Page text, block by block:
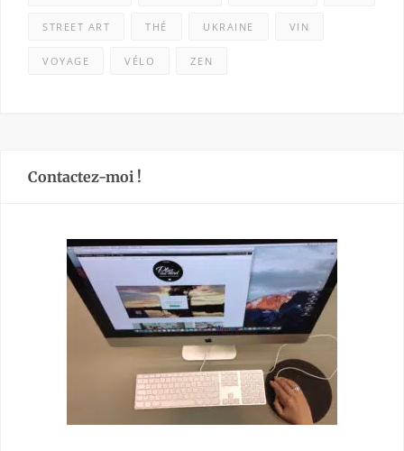
STREET ART THÉ UKRAINE VIN
VOYAGE VÉLO ZEN
Contactez-moi !